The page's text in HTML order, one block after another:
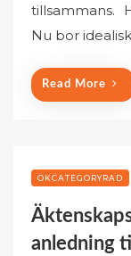
tillsammans.
Nu bor
Read More
OKCATEGORYRAD
anledning